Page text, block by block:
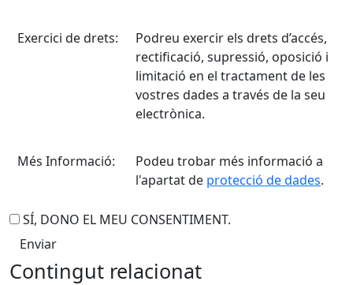
Exercici de drets:
Podreu exercir els drets d’accés,
rectificació, supressió, oposició i
limitació en el tractament de les
vostres dades a través de la seu
electrònica.
Més Informació:
Podeu trobar més informació a
l'apartat de protecció de dades.
SÍ, DONO EL MEU CONSENTIMENT.
Contingut relacionat